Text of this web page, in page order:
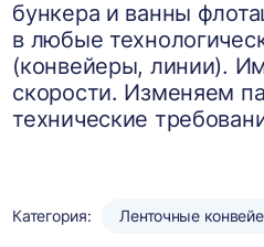
бункера и ванны
в любые
(конвейеры, линии).
скорости. Изменяем
технические
Категория: Ленточные